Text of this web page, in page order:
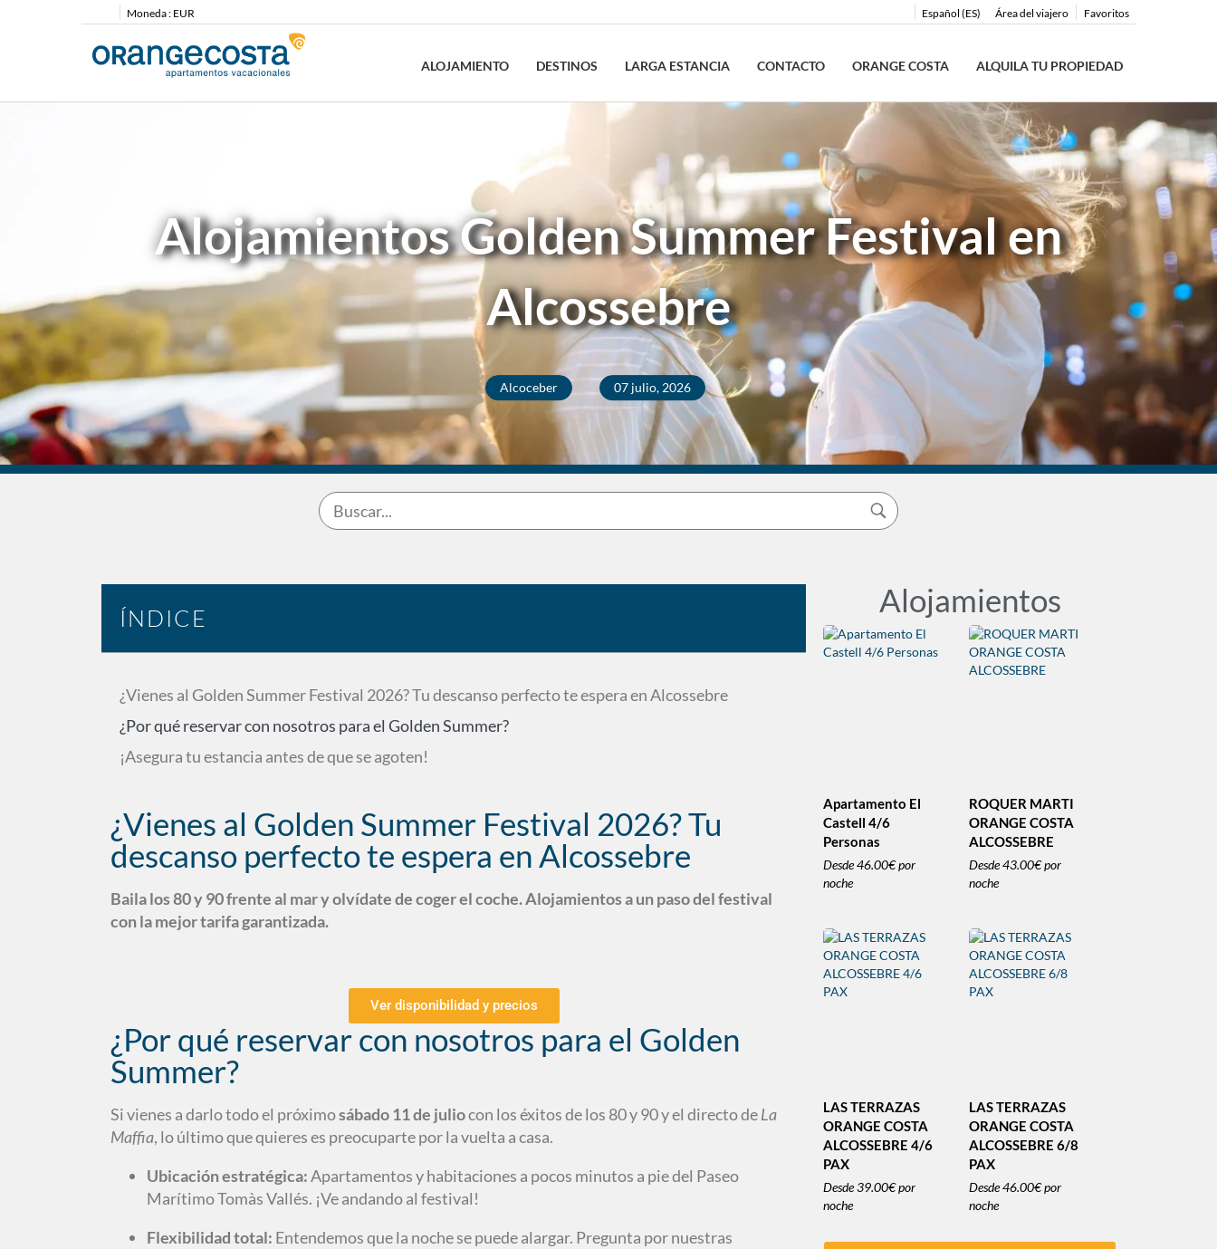
Moneda : EUR Favoritos
Área del viajero
Español (ES)
ALOJAMIENTO DESTINOS LARGA ESTANCIA CONTACTO ORANGE COSTA ALQUILA TU PROPIEDAD
Alojamientos Golden Summer Festival en
Alcossebre
Alcoceber 07 julio, 2026
ÍNDICE
¿Vienes al Golden Summer Festival 2026? Tu descanso perfecto te espera en Alcossebre
¿Por qué reservar con nosotros para el Golden Summer?
¡Asegura tu estancia antes de que se agoten!
¿Vienes al Golden Summer Festival 2026? Tu
descanso perfecto te espera en Alcossebre
Baila los 80 y 90 frente al mar y olvídate de coger el coche. Alojamientos a un paso del festival
con la mejor tarifa garantizada.
Ver disponibilidad y precios
¿Por qué reservar con nosotros para el Golden
Summer?
Si vienes a darlo todo el próximosábado 11 de juliocon los éxitos de los 80 y 90 y el directo deLa
Maffia, lo último que quieres es preocuparte por la vuelta a casa.
Ubicación estratégica:Apartamentos y habitaciones a pocos minutos a pie del Paseo
Marítimo Tomàs Vallés. ¡Ve andando al festival!
Flexibilidad total: Entendemos que la noche se puede alargar. Pregunta por nuestras
Alojamientos
Apartamento El
Castell 4/6
Personas
Desde46.00€por
noche
ROQUER MARTI
ORANGE COSTA
ALCOSSEBRE
Desde43.00€por
noche
LAS TERRAZAS
ORANGE COSTA
ALCOSSEBRE 4/6
PAX
Desde39.00€por
noche
LAS TERRAZAS
ORANGE COSTA
ALCOSSEBRE 6/8
PAX
Desde46.00€por
noche